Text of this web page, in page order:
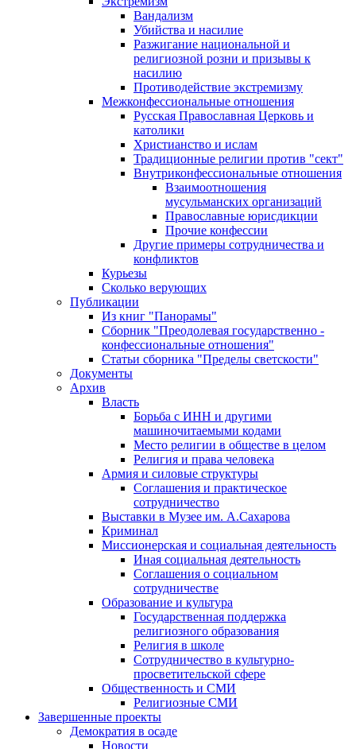
Вандализм
Убийства и насилие
Разжигание национальной и
религиозной розни и призывы к
насилию
Противодействие экстремизму
Межконфессиональные отношения
Русская Православная Церковь и
католики
Христианство и ислам
Традиционные религии против "сект"
Внутриконфессиональные отношения
Взаимоотношения
мусульманских организаций
Православные юрисдикции
Прочие конфессии
Другие примеры сотрудничества и
конфликтов
Курьезы
Сколько верующих
Публикации
Из книг "Панорамы"
Сборник "Преодолевая государственно -
конфессиональные отношения"
Статьи сборника "Пределы светскости"
Документы
Архив
Власть
Борьба с ИНН и другими
машиночитаемыми кодами
Место религии в обществе в целом
Религия и права человека
Армия и силовые структуры
Соглашения и практическое
сотрудничество
Выставки в Музее им. А.Сахарова
Криминал
Миссионерская и социальная деятельность
Иная социальная деятельность
Соглашения о социальном
сотрудничестве
Образование и культура
Государственная поддержка
религиозного образования
Религия в школе
Сотрудничество в культурно-
просветительской сфере
Общественность и СМИ
Религиозные СМИ
Завершенные проекты
Демократия в осаде
Новости